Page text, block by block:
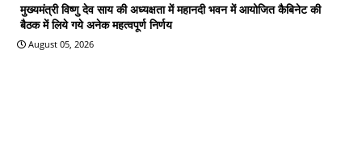
मुख्यमंत्री विष्णु देव साय की अध्यक्षता में महानदी भवन में आयोजित कैबिनेट की
बैठक में लिये गये अनेक महत्वपूर्ण निर्णय
August 05, 2026